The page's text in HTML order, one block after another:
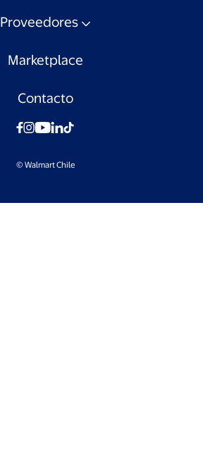
Proveedores
Marketplace
Contacto
© Walmart Chile